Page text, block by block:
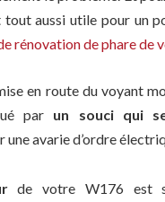
tout aussi utile pour un
rénovation de phare de
en route du voyant
par un souci qui
une avarie d’ordre
de votre W176 est